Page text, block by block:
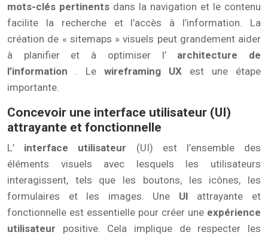
mots-clés pertinents dans la navigation et le contenu
facilite la recherche et l’accès à l’information. La
création de « sitemaps » visuels peut grandement aider
à planifier et à optimiser l’ architecture de
l’information . Le wireframing UX est une étape
importante.
Concevoir une interface utilisateur (UI)
attrayante et fonctionnelle
L’ interface utilisateur (UI) est l’ensemble des
éléments visuels avec lesquels les utilisateurs
interagissent, tels que les boutons, les icônes, les
formulaires et les images. Une UI attrayante et
fonctionnelle est essentielle pour créer une expérience
utilisateur positive. Cela implique de respecter les